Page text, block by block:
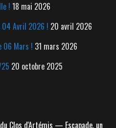
! 18 mai 2026
04 Avril 2026 ! 20 avril 2026
06 Mars ! 31 mars 2026
20 octobre 2025
Clos d'Artémis — Escapade, un